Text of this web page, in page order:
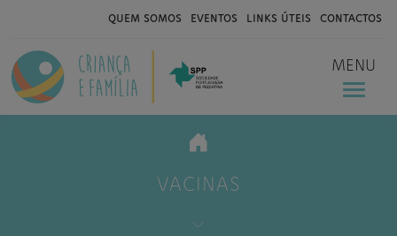
QUEM SOMOS EVENTOS LINKS ÚTEIS CONTACTOS
MENU
VACINAS